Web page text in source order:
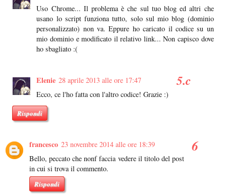
Uso Chrome... Il problema è che sul tuo blog ed altri che
usano lo script funziona tutto, solo sul mio blog (dominio
personalizzato) non va. Eppure ho caricato il codice su un
mio dominio e modificato il relativo link... Non capisco dove
ho sbagliato :(
Elenie 28 aprile 2013 alle ore 17:47
Ecco, ce l'ho fatta con l'altro codice! Grazie :)
Rispondi
francesco 23 novembre 2014 alle ore 18:39
Bello, peccato che nonf faccia vedere il titolo del post
in cui si trova il commento.
Rispondi